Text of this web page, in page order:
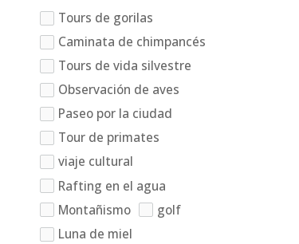
Tours de gorilas
Caminata de chimpancés
Tours de vida silvestre
Observación de aves
Paseo por la ciudad
Tour de primates
viaje cultural
Rafting en el agua
Montañismo
golf
Luna de miel